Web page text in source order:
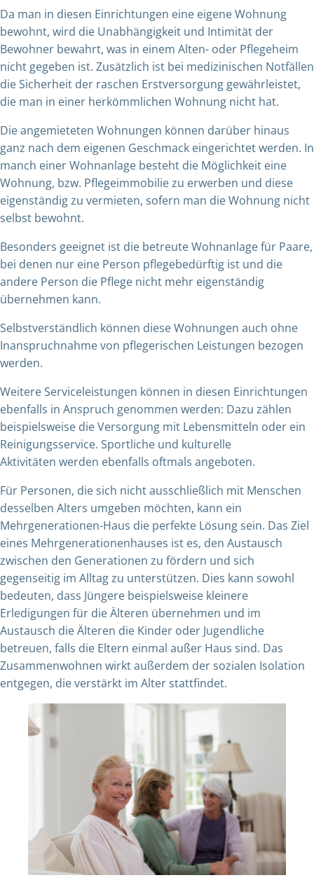
Da man in diesen Einrichtungen eine eigene Wohnung
bewohnt, wird die Unabhängigkeit und Intimität der
Bewohner bewahrt, was in einem Alten- oder Pflegeheim
nicht gegeben ist. Zusätzlich ist bei medizinischen Notfällen
die Sicherheit der raschen Erstversorgung gewährleistet,
die man in einer herkömmlichen Wohnung nicht hat.
Die angemieteten Wohnungen können darüber hinaus
ganz nach dem eigenen Geschmack eingerichtet werden. In
manch einer Wohnanlage besteht die Möglichkeit eine
Wohnung, bzw. Pflegeimmobilie zu erwerben und diese
eigenständig zu vermieten, sofern man die Wohnung nicht
selbst bewohnt.
Besonders geeignet ist die betreute Wohnanlage für Paare,
bei denen nur eine Person pflegebedürftig ist und die
andere Person die Pflege nicht mehr eigenständig
übernehmen kann.
Selbstverständlich können diese Wohnungen auch ohne
Inanspruchnahme von pflegerischen Leistungen bezogen
werden.
Weitere Serviceleistungen können in diesen Einrichtungen
ebenfalls in Anspruch genommen werden: Dazu zählen
beispielsweise die Versorgung mit Lebensmitteln oder ein
Reinigungsservice. Sportliche und kulturelle
Aktivitäten werden ebenfalls oftmals angeboten.
Für Personen, die sich nicht ausschließlich mit Menschen
desselben Alters umgeben möchten, kann ein
Mehrgenerationen-Haus die perfekte Lösung sein. Das Ziel
eines Mehrgenerationenhauses ist es, den Austausch
zwischen den Generationen zu fördern und sich
gegenseitig im Alltag zu unterstützen. Dies kann sowohl
bedeuten, dass Jüngere beispielsweise kleinere
Erledigungen für die Älteren übernehmen und im
Austausch die Älteren die Kinder oder Jugendliche
betreuen, falls die Eltern einmal außer Haus sind. Das
Zusammenwohnen wirkt außerdem der sozialen Isolation
entgegen, die verstärkt im Alter stattfindet.